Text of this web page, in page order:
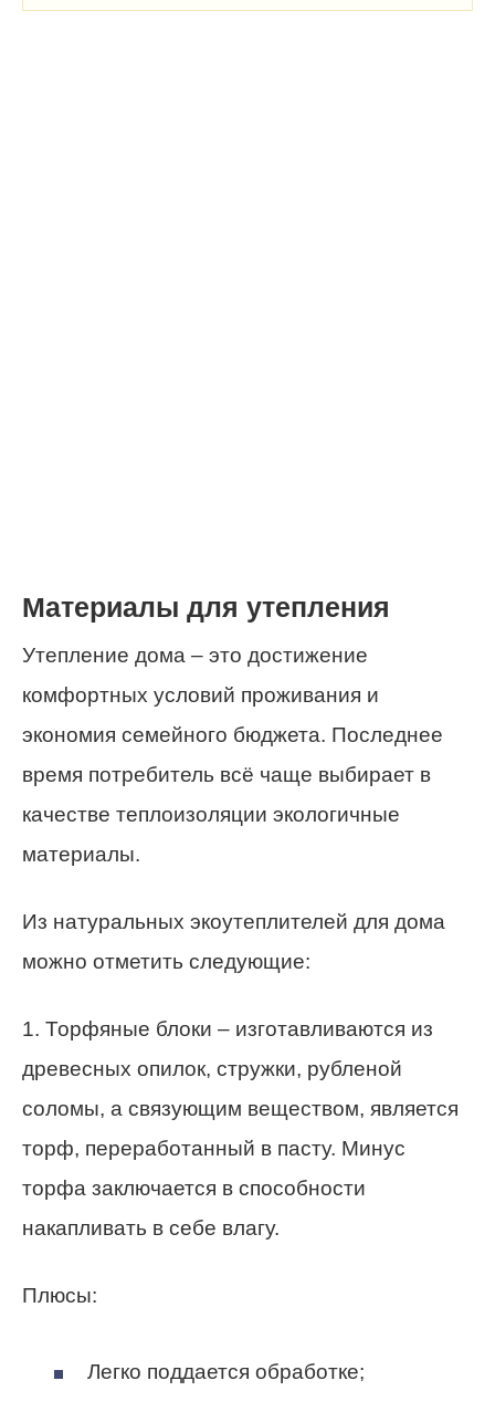
Материалы для утепления
Утепление дома – это достижение
комфортных условий проживания и
экономия семейного бюджета. Последнее
время потребитель всё чаще выбирает в
качестве теплоизоляции экологичные
материалы.
Из натуральных экоутеплителей для дома
можно отметить следующие:
1. Торфяные блоки – изготавливаются из
древесных опилок, стружки, рубленой
соломы, а связующим веществом, является
торф, переработанный в пасту. Минус
торфа заключается в способности
накапливать в себе влагу.
Плюсы:
Легко поддается обработке;